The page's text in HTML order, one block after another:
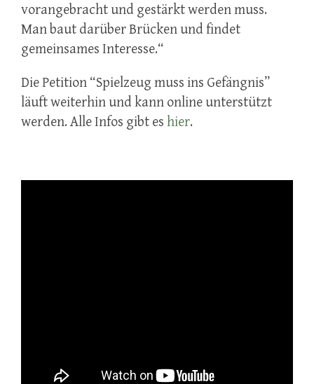
vorangebracht und gestärkt werden muss.
Man baut darüber Brücken und findet
gemeinsames Interesse.“
Die Petition “Spielzeug muss ins Gefängnis”
läuft weiterhin und kann online unterstützt
werden. Alle Infos gibt es hier.